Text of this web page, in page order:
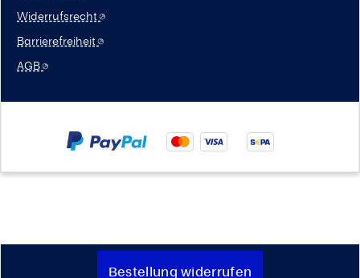
Widerrufsrecht
Barrierefreiheit
AGB
Bestellung widerrufen